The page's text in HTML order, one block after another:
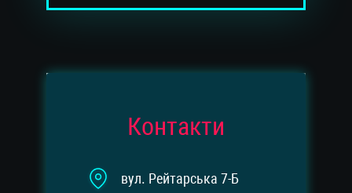
Контакти
вул. Рейтарська 7-Б